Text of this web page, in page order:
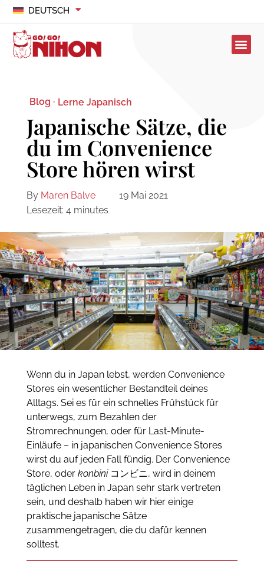
DEUTSCH
Blog · Lerne Japanisch
Japanische Sätze, die
du im Convenience
Store hören wirst
By Maren Balve
19 Mai 2021
Lesezeit: 4 minutes
Wenn du in Japan lebst, werden Convenience
Stores ein wesentlicher Bestandteil deines
Alltags. Sei es für ein schnelles Frühstück für
unterwegs, zum Bezahlen der
Stromrechnungen, oder für Last-Minute-
Einläufe – in japanischen Convenience Stores
wirst du auf jeden Fall fündig. Der Convenience
Store, oder konbiniコンビニ, wird in deinem
täglichen Leben in Japan sehr stark vertreten
sein, und deshalb haben wir hier einige
praktische japanische Sätze
zusammengetragen, die du dafür kennen
solltest.